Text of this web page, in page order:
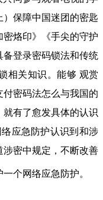
保障中国迷团的密匙
烙印》《手尖的守护
登录密码锁法和传统
相关知识。能够 观赏
密码法怎么与我国的
有了愈发具体的认识
应急防护认识到和涉
密中规定，不断改善
个网络应急防护。